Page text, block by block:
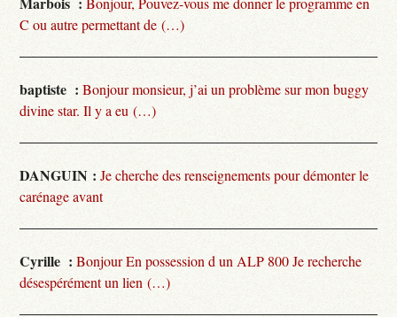
C ou autre permettant de (…)
baptiste : Bonjour monsieur, j’ai un problème sur mon buggy
divine star. Il y a eu (…)
DANGUIN : Je cherche des renseignements pour démonter le
carénage avant
Cyrille : Bonjour En possession d un ALP 800 Je recherche
désespérément un lien (…)